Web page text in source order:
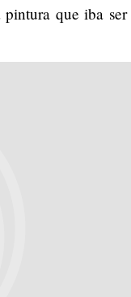
que iba ser